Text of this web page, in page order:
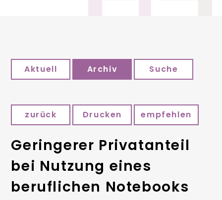
Aktuell Archiv Suche
zurück Drucken empfehlen
Geringerer Privatanteil
bei Nutzung eines
beruflichen Notebooks